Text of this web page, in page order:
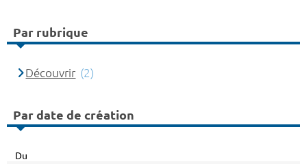
Par rubrique
Découvrir (2)
Par date de création
Du